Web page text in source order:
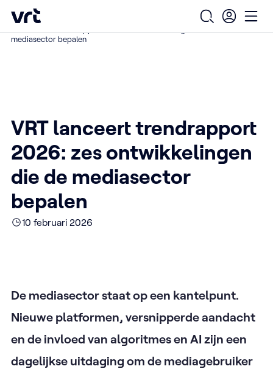
Ga naar de hoofdinhoud
VRT (home)
Open
Home /
mediasector bepalen
VRT lanceert trendrapport
2026: zes ontwikkelingen
die de mediasector
bepalen
10 februari 2026
De mediasector staat op een kantelpunt.
Nieuwe platformen, versnipperde aandacht
en de invloed van algoritmes en AI zijn een
dagelijkse uitdaging om de mediagebruiker